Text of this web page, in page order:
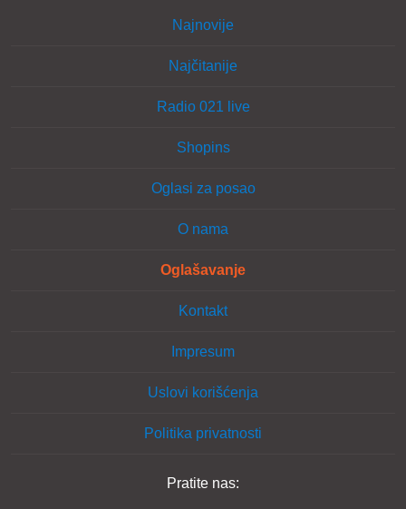
Najnovije
Najčitanije
Radio 021 live
Shopins
Oglasi za posao
O nama
Oglašavanje
Kontakt
Impresum
Uslovi korišćenja
Politika privatnosti
Pratite nas: